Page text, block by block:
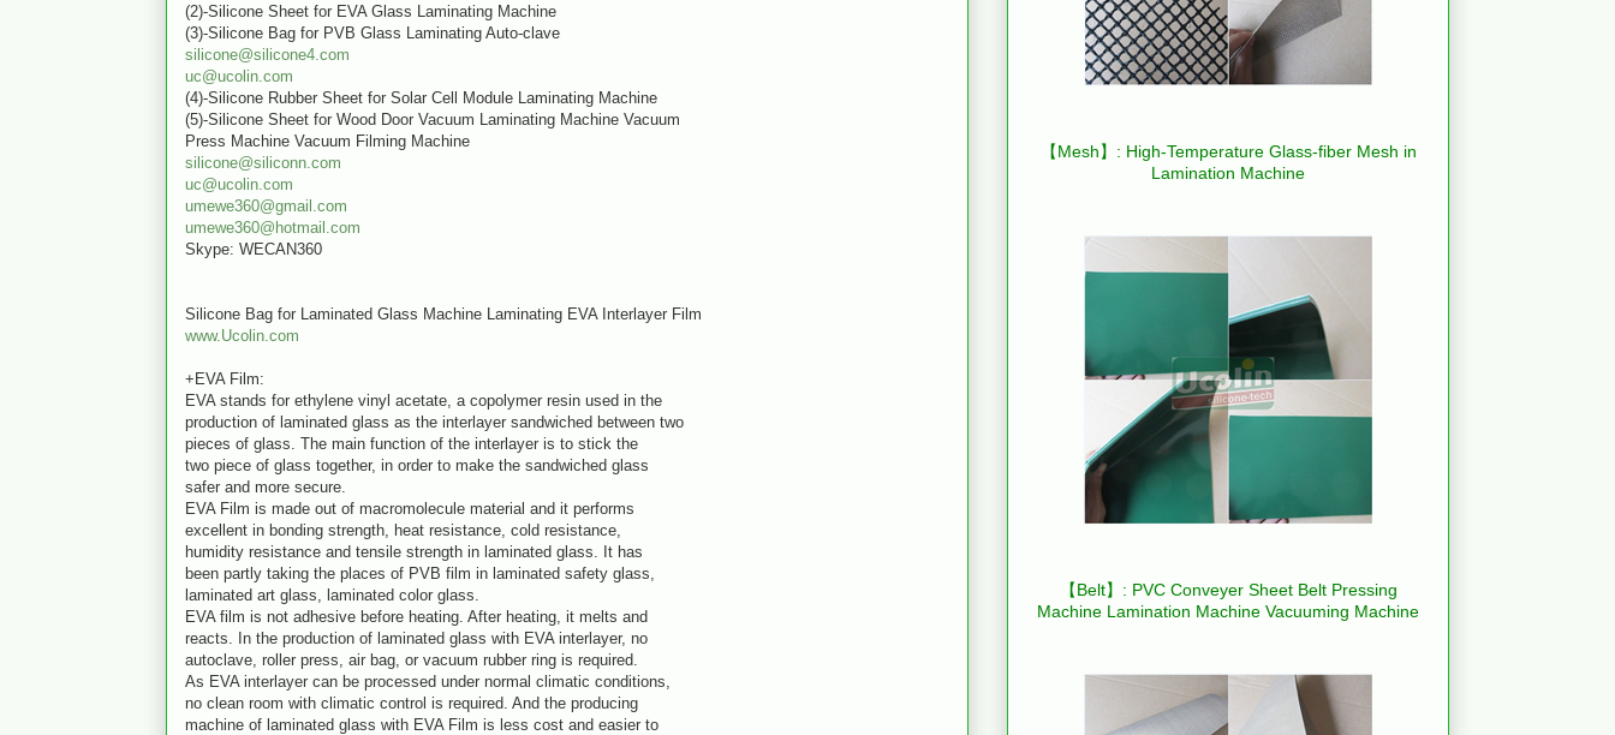
(2)-Silicone Sheet for EVA Glass Laminating Machine
(3)-Silicone Bag for PVB Glass Laminating Auto-clave
silicone@silicone4.com
uc@ucolin.com
(4)-Silicone Rubber Sheet for Solar Cell Module Laminating Machine
(5)-Silicone Sheet for Wood Door Vacuum Laminating Machine Vacuum
Press Machine Vacuum Filming Machine
silicone@siliconn.com
uc@ucolin.com
umewe360@gmail.com
umewe360@hotmail.com
Skype: WECAN360
Silicone Bag for Laminated Glass Machine Laminating EVA Interlayer Film
www.Ucolin.com
+EVA Film:
EVA stands for ethylene vinyl acetate, a copolymer resin used in the
production of laminated glass as the interlayer sandwiched between two
pieces of glass. The main function of the interlayer is to stick the
two piece of glass together, in order to make the sandwiched glass
safer and more secure.
EVA Film is made out of macromolecule material and it performs
excellent in bonding strength, heat resistance, cold resistance,
humidity resistance and tensile strength in laminated glass. It has
been partly taking the places of PVB film in laminated safety glass,
laminated art glass, laminated color glass.
EVA film is not adhesive before heating. After heating, it melts and
reacts. In the production of laminated glass with EVA interlayer, no
autoclave, roller press, air bag, or vacuum rubber ring is required.
As EVA interlayer can be processed under normal climatic conditions,
no clean room with climatic control is required. And the producing
machine of laminated glass with EVA Film is less cost and easier to
【Mesh】: High-Temperature Glass-fiber Mesh in
Lamination Machine
【Belt】: PVC Conveyer Sheet Belt Pressing
Machine Lamination Machine Vacuuming Machine